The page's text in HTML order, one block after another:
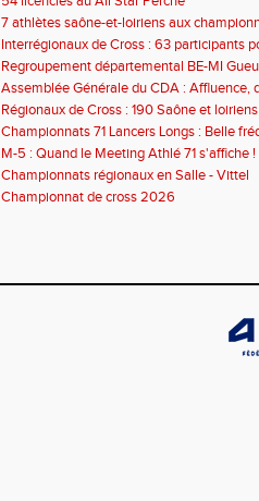
7 athlètes saône-et-loiriens aux
pour Céline BESSE !
Interrégionaux de Cross : 63 participants
- 3 podiums et 21 qualifiés !
Regroupement départemental BE-MI
plein !
Assemblée Générale du CDA : Affluence,
RDV !
Régionaux de Cross : 190 Saône et
Championnats 71 Lancers Longs : Belle
performances au RDV ce samedi à
M-5 : Quand le Meeting Athlé 71 s'affiche !
Championnats régionaux en Salle - Vittel
Championnat de cross 2026